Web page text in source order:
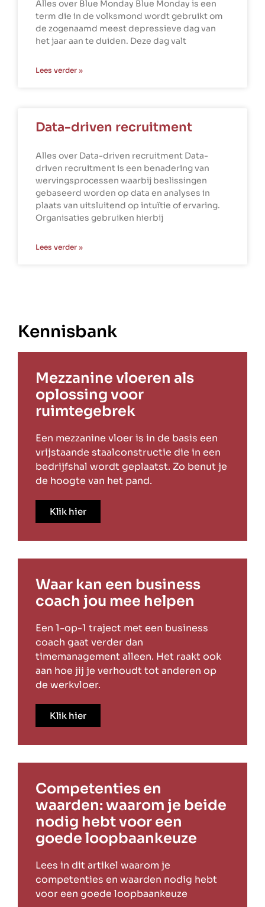
Alles over Blue Monday Blue Monday is een
term die in de volksmond wordt gebruikt om
de zogenaamd meest depressieve dag van
het jaar aan te duiden. Deze dag valt
Lees verder »
Data-driven recruitment
Alles over Data-driven recruitment Data-
driven recruitment is een benadering van
wervingsprocessen waarbij beslissingen
gebaseerd worden op data en analyses in
plaats van uitsluitend op intuïtie of ervaring.
Organisaties gebruiken hierbij
Lees verder »
Kennisbank
Mezzanine vloeren als
oplossing voor
ruimtegebrek
Een mezzanine vloer is in de basis een
vrijstaande staalconstructie die in een
bedrijfshal wordt geplaatst. Zo benut je
de hoogte van het pand.
Klik hier
Waar kan een business
coach jou mee helpen
Een 1-op-1 traject met een business
coach gaat verder dan
timemanagement alleen. Het raakt ook
aan hoe jij je verhoudt tot anderen op
de werkvloer.
Klik hier
Competenties en
waarden: waarom je beide
nodig hebt voor een
goede loopbaankeuze
Lees in dit artikel waarom je
competenties en waarden nodig hebt
voor een goede loopbaankeuze